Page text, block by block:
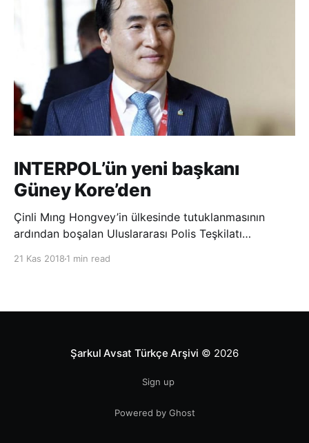
INTERPOL’ün yeni başkanı
Güney Kore’den
Çinli Mıng Hongvey’in ülkesinde tutuklanmasının
ardından boşalan Uluslararası Polis Teşkilatı
21 Kas 2018 1 min read
Şarkul Avsat Türkçe Arşivi © 2026
Sign up
Powered by Ghost